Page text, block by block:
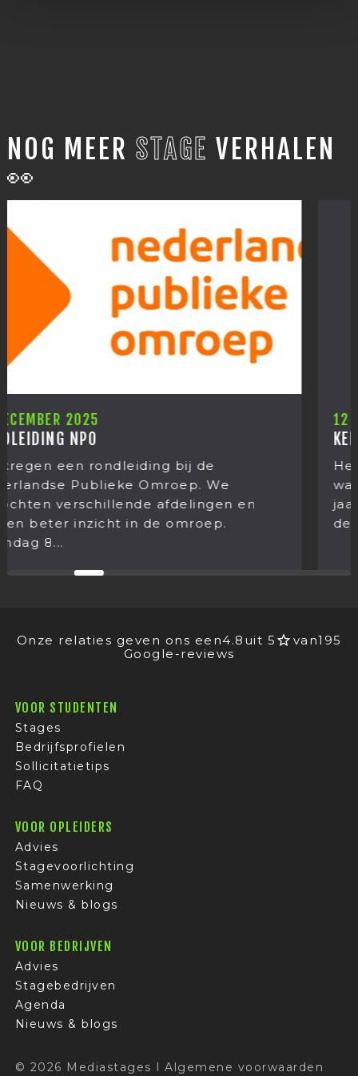
NOG MEER STAGE VERHALEN
👀
en
Het kerstuitje van Mediastages
was weer een grote verrassing wat
jaar gingen doen! Op donderdag 11
december stond het jaarlijkse...
Onze relaties geven ons een4.8 uit 5 van195
Google-reviews
VOOR STUDENTEN
Stages
Bedrijfsprofielen
Sollicitatietips
FAQ
VOOR OPLEIDERS
Advies
Stagevoorlichting
Samenwerking
Nieuws & blogs
VOOR BEDRIJVEN
Advies
Stagebedrijven
Agenda
Nieuws & blogs
© 2026 Mediastages Algemene voorwaarden